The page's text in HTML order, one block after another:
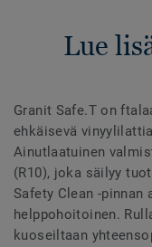
Lue
Granit Safe.T on
ehkäisevä
Ainutlaatuinen
(R10), joka säilyy
Safety Clean -
helppohoitoinen.
kuoseiltaan